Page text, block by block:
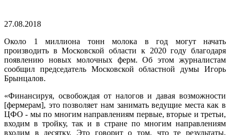
27.08.2018
Около 1 миллиона тонн молока в год могут начать
производить в Московской области к 2020 году благодаря
появлению новых молочных ферм. Об этом журналистам
сообщил председатель Московской областной думы Игорь
Брынцалов.
«Финансируя, освобождая от налогов и давая возможности
[фермерам], это позволяет нам занимать ведущие места как в
ЦФО - мы по многим направлениям первые, вторые и третьи,
входим в тройку, так и в стране по многим направлениям
входим в десятку. Это говорит о том, что те результаты,